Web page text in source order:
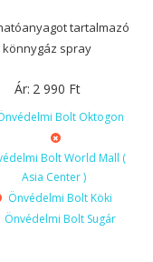
tartalmazó
könnygáz spray
Ár: 2 990 Ft
Bolt Oktogon
Bolt World Mall (
Asia Center )
Önvédelmi Bolt Köki
Önvédelmi Bolt Sugár